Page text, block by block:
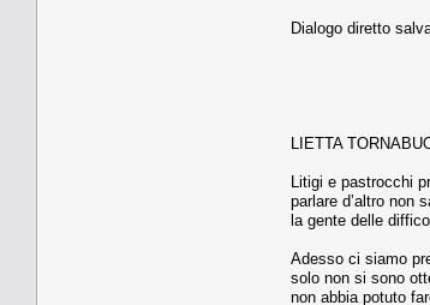
Dialogo diretto
LIETTA
Litigi e pastrocchi
parlare d’altro non
la gente delle
Adesso ci siamo
solo non si sono
non abbia potuto